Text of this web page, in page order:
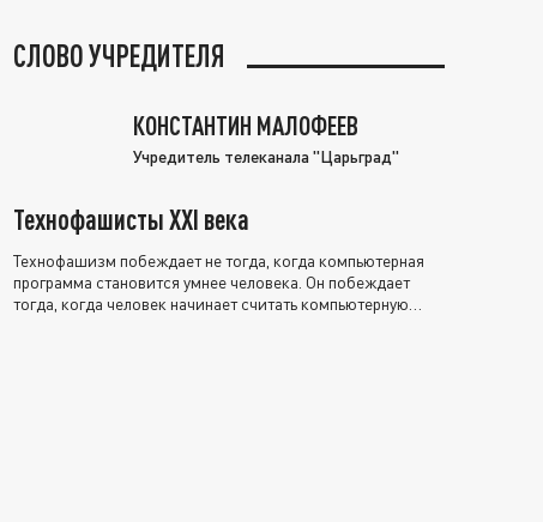
СЛОВО УЧРЕДИТЕЛЯ
КОНСТАНТИН МАЛОФЕЕВ
Учредитель телеканала "Царьград"
Технофашисты XXI века
Технофашизм побеждает не тогда, когда компьютерная
программа становится умнее человека. Он побеждает
тогда, когда человек начинает считать компьютерную